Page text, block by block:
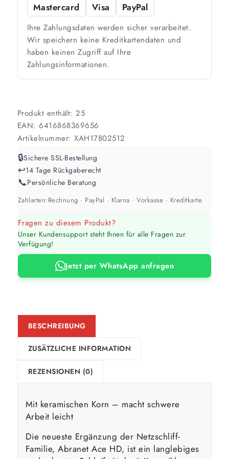
🎨 Jetziger Zustand
Farbig / dunkel
2 Anstriche empfohlen
Weiß / hell
Werte sind Richtwerte und können je nach Untergrund und Werkzeug
abweichen. Für 10 % Reserve wird automatisch aufgerundet.
Mastercard
Visa PayPal
Ihre Zahlungsdaten werden sicher verarbeitet.
Wir speichern keine Kreditkartendaten und
haben keinen Zugriff auf Ihre
Zahlungsinformationen.
Produkt enthält: 25
EAN:6416868369656
Artikelnummer:XAH17802512
🔒Sichere SSL-Bestellung
↩️14 Tage Rückgaberecht
📞Persönliche Beratung
Zahlarten:Rechnung · PayPal · Klarna · Vorkasse · Kreditkarte
Fragen zu diesem Produkt?
Unser Kundensupport steht Ihnen für alle Fragen zur
Verfügung!
Jetzt per WhatsApp anfragen
BESCHREIBUNG
ZUSÄTZLICHE INFORMATION
REZENSIONEN (0)
Mit keramischen Korn – macht schwere
Arbeit leicht
Die neueste Ergänzung der Netzschliff-
Familie, Abranet Ace HD, ist ein langlebiges